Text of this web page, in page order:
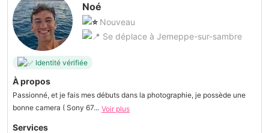
Noé
Nouveau
Se déplace à Jemeppe-sur-sambre
Identité vérifiée
À propos
Passionné, et je fais mes débuts dans la photographie, je possède une
bonne camera ( Sony 67... Voir plus
Services